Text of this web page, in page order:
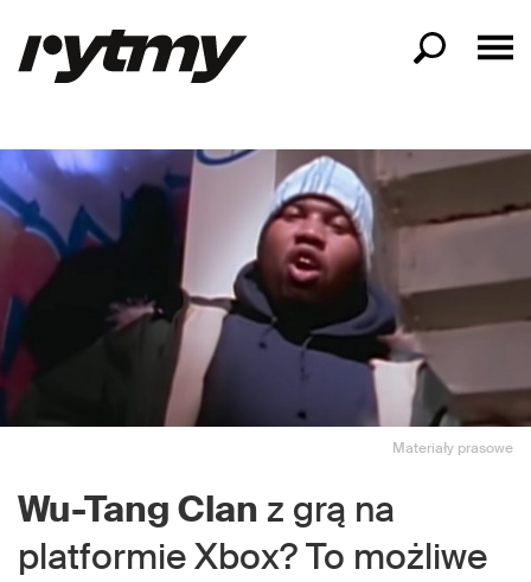
Materiały prasowe
Wu-Tang Clan z grą na
platformie Xbox? To możliwe